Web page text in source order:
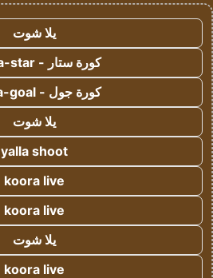
يلا شوت
كورة ستار - koora-star
كورة جول - koora-goal
يلا شوت
yalla shoot
koora live
koora live
يلا شوت
koora live